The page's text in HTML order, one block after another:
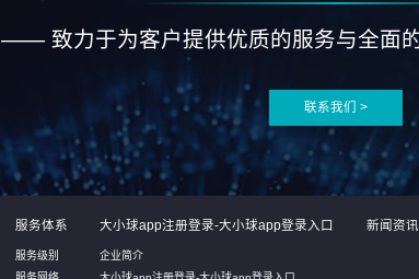
—— 致力于为客户提供优质的服务与全面
联系我们 >
服务体系
服务级别
大小球app注册登录-大小球app登录入口
企业简介
新闻资讯